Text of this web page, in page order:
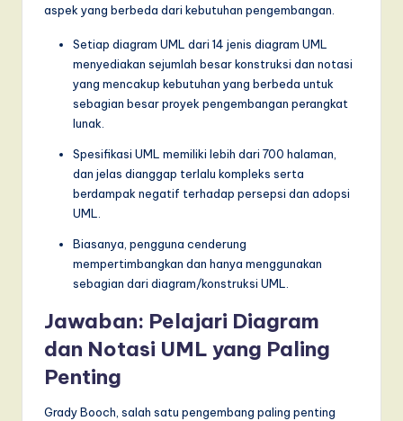
aspek yang berbeda dari kebutuhan pengembangan.
Setiap diagram UML dari 14 jenis diagram UML
menyediakan sejumlah besar konstruksi dan notasi
yang mencakup kebutuhan yang berbeda untuk
sebagian besar proyek pengembangan perangkat
lunak.
Spesifikasi UML memiliki lebih dari 700 halaman,
dan jelas dianggap terlalu kompleks serta
berdampak negatif terhadap persepsi dan adopsi
UML.
Biasanya, pengguna cenderung
mempertimbangkan dan hanya menggunakan
sebagian dari diagram/konstruksi UML.
Jawaban: Pelajari Diagram
dan Notasi UML yang Paling
Penting
Grady Booch, salah satu pengembang paling penting